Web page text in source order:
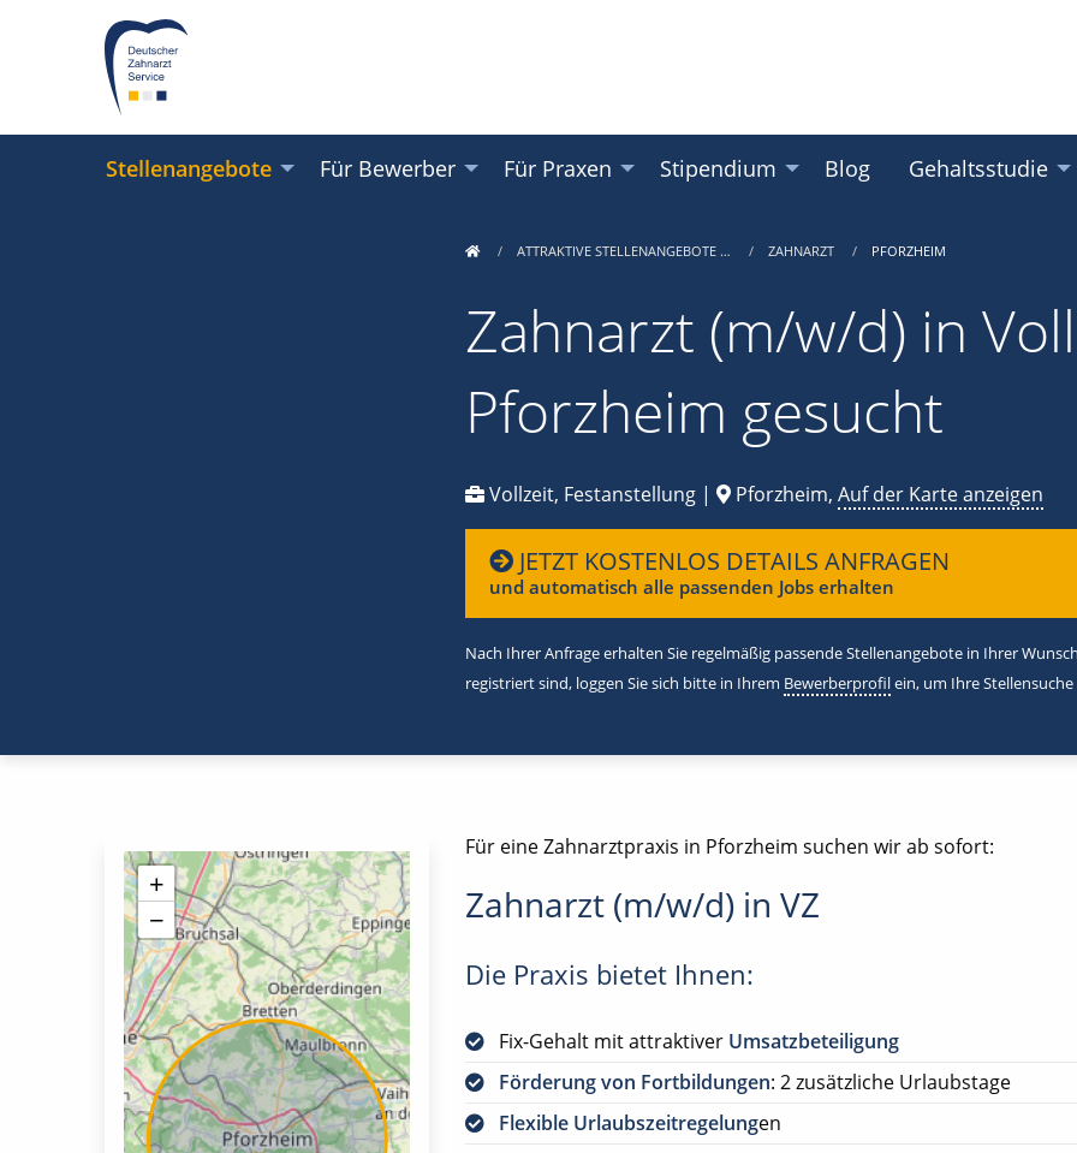
Stellenangebote Für Bewerber Für Praxen Stipendium Blog Gehaltsstudie
ATTRAKTIVE STELLENANGEBOTE … ZAHNARZT PFORZHEIM
Zahnarzt (m/w/d) in
Pforzheim gesucht
Vollzeit, Festanstellung | Pforzheim, Auf der Karte anzeigen
JETZT KOSTENLOS DETAILS ANFRAGEN
und automatisch alle passenden Jobs erhalten
Nach Ihrer Anfrage erhalten Sie regelmäßig passende Stellenangebote in Ihrer
registriert sind, loggen Sie sich bitte in Ihrem Bewerberprofilein, um Ihre
Für eine Zahnarztpraxis in Pforzheim suchen wir ab sofort:
Zahnarzt (m/w/d) in VZ
Die Praxis bietet Ihnen:
Fix-Gehalt mit attraktiver Umsatzbeteiligung
Förderung von Fortbildungen: 2 zusätzliche Urlaubstage
Flexible Urlaubszeitregelungen
+
−